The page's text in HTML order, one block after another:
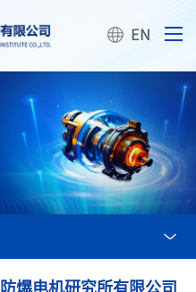
爆电机研究所有限公司